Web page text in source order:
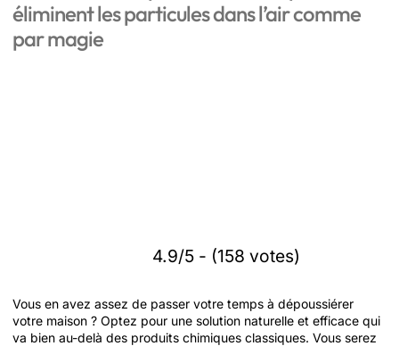
éliminent les particules dans l’air comme
par magie
4.9/5 - (158 votes)
Vous en avez assez de passer votre temps à dépoussiérer
votre maison ? Optez pour une solution naturelle et efficace qui
va bien au-delà des produits chimiques classiques. Vous serez